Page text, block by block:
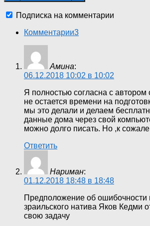
Подписка на комментарии
Комментарии3
Амина:
06.12.2018 10:02 в 10:02
Я полностью согласна с автором
не остается времени на
мы это делали и делаем
данные дома через свой
можно долго писать. Но ,к
Ответить
Нариман:
01.12.2018 18:48 в 18:48
Предположение об
зраильского натива Яков Кедми
свою задачу